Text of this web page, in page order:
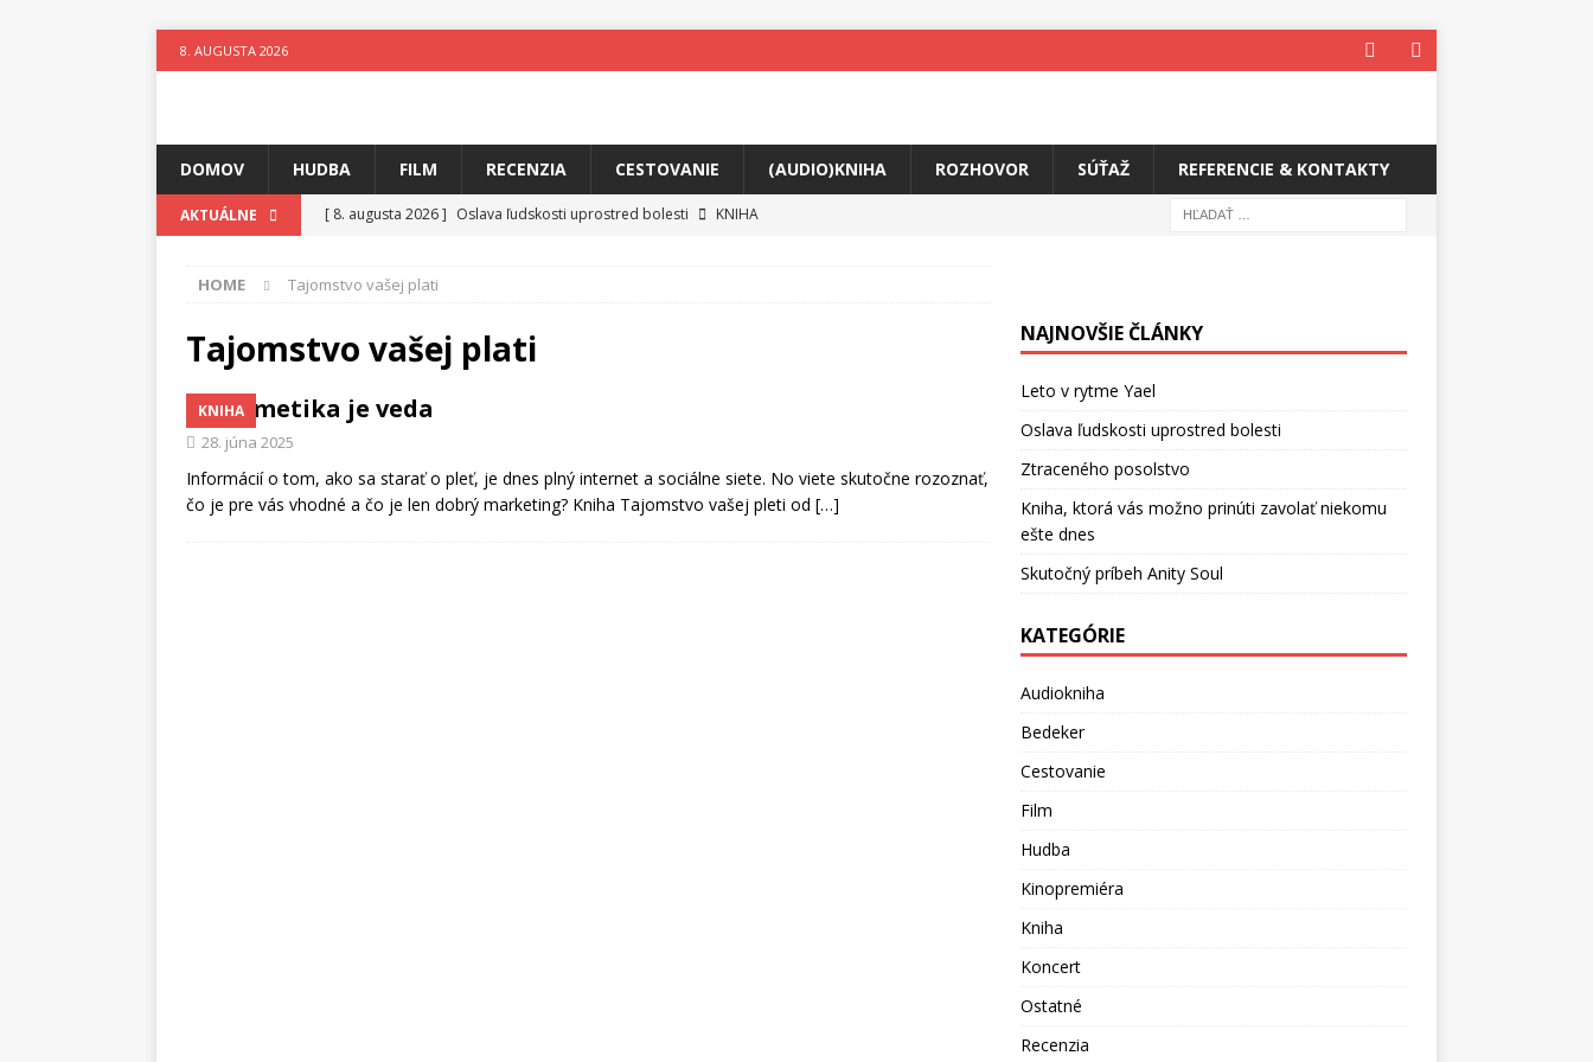
8. AUGUSTA 2026
DOMOV HUDBA FILM RECENZIA CESTOVANIE (AUDIO)KNIHA ROZHOVOR SÚŤAŽ REFERENCIE & KONTAKTY
AKTUÁLNE [ 8. augusta 2026 ] Oslava ľudskosti uprostred bolesti
KNIHA
[ 7. augusta 2026 ]
[ 6. augusta 2026 ]
Skutočný príbeh Anity Soul
[ 5. augusta 2026 ]
Suzie zužitkovala rozchod
[ 4. augusta 2026 ]
HOME Tajomstvo vašej plati
Tajomstvo vašej plati
KNIHA
Kozmetika je veda
28. júna 2025
Informácií o tom, ako sa starať o pleť, je dnes plný internet a sociálne siete. No viete skutočne rozoznať,
čo je pre vás vhodné a čo je len dobrý marketing? Kniha Tajomstvo vašej pleti od […]
NAJNOVŠIE ČLÁNKY
Leto v rytme Yael
Oslava ľudskosti uprostred bolesti
Ztraceného posolstvo
Kniha, ktorá vás možno prinúti zavolať niekomu
ešte dnes
Skutočný príbeh Anity Soul
KATEGÓRIE
Audiokniha
Bedeker
Cestovanie
Film
Hudba
Kinopremiéra
Kniha
Koncert
Ostatné
Recenzia